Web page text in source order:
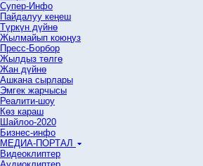
Супер-Инфо
Пайдалуу кеңеш
Түркүн дүйнө
Жылмайып коюңуз
Пресс-Борбор
Жылдыз төлгө
Жан дүйнө
Ашкана сырлары
Эмгек жарчысы
Реалити-шоу
Көз караш
Шайлоо-2020
Бизнес-инфо
МЕДИА-ПОРТАЛ
Видеоклиптер